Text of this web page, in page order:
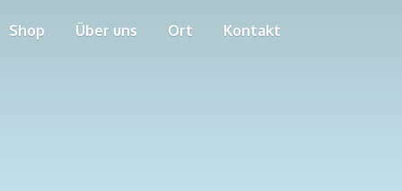
Shop Über uns Ort Kontakt